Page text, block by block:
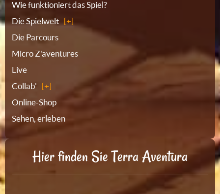
Sitemap
Wie funktioniert das Spiel?
Die Spielwelt
Die Parcours
Micro Z'aventures
Live
Collab'
Online-Shop
Sehen, erleben
Hier finden Sie Terra Aventura